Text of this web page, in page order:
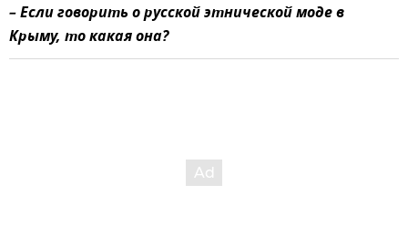
– Если говорить о русской этнической моде в
Крыму, то какая она?